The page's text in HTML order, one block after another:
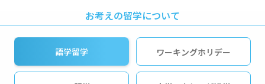
お考えの留学について
語学留学 ワーキングホリデー